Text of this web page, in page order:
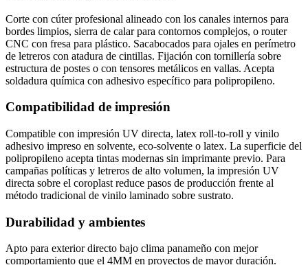
Corte con cúter profesional alineado con los canales internos para
bordes limpios, sierra de calar para contornos complejos, o router
CNC con fresa para plástico. Sacabocados para ojales en perímetro
de letreros con atadura de cintillas. Fijación con tornillería sobre
estructura de postes o con tensores metálicos en vallas. Acepta
soldadura química con adhesivo específico para polipropileno.
Compatibilidad de impresión
Compatible con impresión UV directa, latex roll-to-roll y vinilo
adhesivo impreso en solvente, eco-solvente o latex. La superficie del
polipropileno acepta tintas modernas sin imprimante previo. Para
campañas políticas y letreros de alto volumen, la impresión UV
directa sobre el coroplast reduce pasos de producción frente al
método tradicional de vinilo laminado sobre sustrato.
Durabilidad y ambientes
Apto para exterior directo bajo clima panameño con mejor
comportamiento que el 4MM en proyectos de mayor duración.